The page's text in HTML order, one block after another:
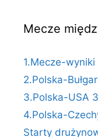
Mecze
1.Mecze-
2.Polska-
3.Polska-USA
4.Polska-
Starty